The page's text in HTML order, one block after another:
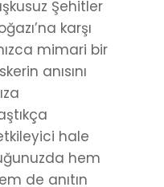
Şehitler
karşı
mimari bir
anısını
hale
hem
de anıtın